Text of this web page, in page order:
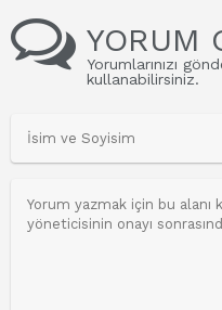
YORUM
Yorumlarınızı
kullanabilirsiniz.